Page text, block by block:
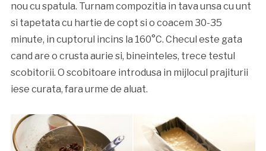
nou cu spatula. Turnam compozitia in tava unsa cu unt
si tapetata cu hartie de copt si o coacem 30-35
minute, in cuptorul incins la 160°C. Checul este gata
cand are o crusta aurie si, bineinteles, trece testul
scobitorii. O scobitoare introdusa in mijlocul prajiturii
iese curata, fara urme de aluat.